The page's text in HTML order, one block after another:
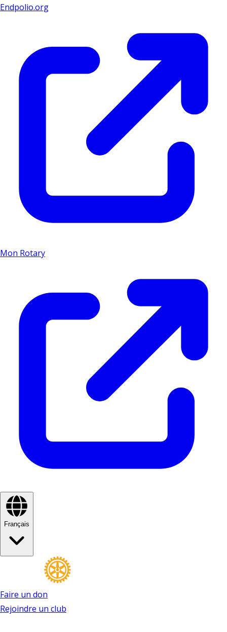
Endpolio.org
Mon Rotary
Français
Faire un don
Rejoindre un club